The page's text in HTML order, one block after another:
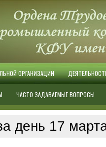
ОРГАНИЗАЦИИ
ЧАСТО ЗАДАВАЕМЫЕ ВОПРОСЫ
день 17